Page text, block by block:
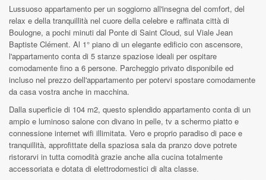
Lussuoso appartamento per un soggiorno all'insegna del comfort, del
relax e della tranquillità nel cuore della celebre e raffinata città di
Boulogne, a pochi minuti dal Ponte di Saint Cloud, sul Viale Jean
Baptiste Clément. Al 1° piano di un elegante edificio con ascensore,
l'appartamento conta di 5 stanze spaziose ideali per ospitare
comodamente fino a 6 persone. Parcheggio privato disponibile ed
incluso nel prezzo dell'appartamento per potervi spostare comodamente
da casa vostra anche in macchina.
Dalla superficie di 104 m2, questo splendido appartamento conta di un
ampio e luminoso salone con divano in pelle, tv a schermo piatto e
connessione internet wifi illimitata. Vero e proprio paradiso di pace e
tranquillità, approfittate della spaziosa sala da pranzo dove potrete
ristorarvi in tutta comodità grazie anche alla cucina totalmente
accessoriata e dotata di elettrodomestici di alta classe.